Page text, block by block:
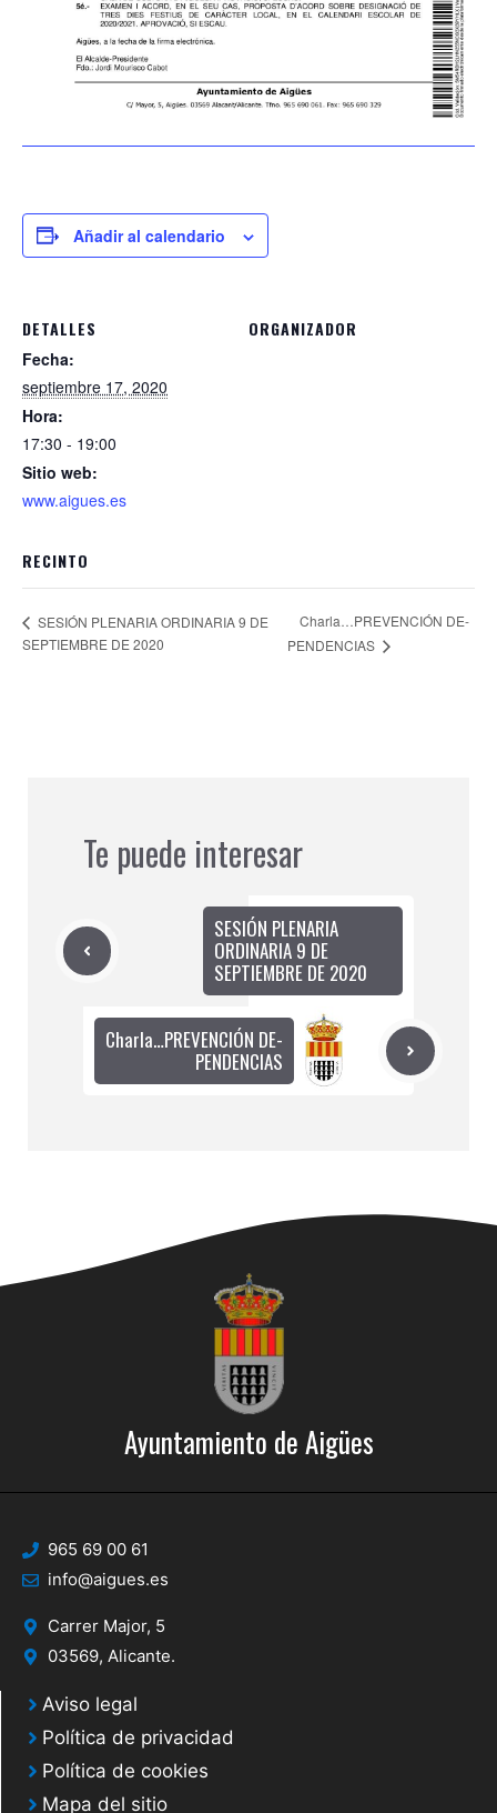
Añadir al calendario
DETALLES
Fecha:
septiembre 17, 2020
Hora:
17:30 - 19:00
Sitio web:
www.aigues.es
ORGANIZADOR
RECINTO
SESIÓN PLENARIA ORDINARIA 9 DE
SEPTIEMBRE DE 2020
Charla…PREVENCIÓN DE-
PENDENCIAS
Te puede interesar
SESIÓN PLENARIA
ORDINARIA 9 DE
SEPTIEMBRE DE 2020
Charla…PREVENCIÓN DE-
PENDENCIAS
Ayuntamiento de Aigües
965 69 00 61
info@aigues.es
Carrer Major, 5
03569, Alicante.
Aviso legal
Política de privacidad
Política de cookies
Mapa del sitio